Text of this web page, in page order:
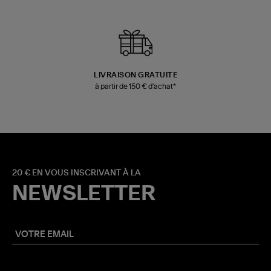
LIVRAISON GRATUITE
à partir de 150 € d'achat*
20 € EN VOUS INSCRIVANT À LA
NEWSLETTER